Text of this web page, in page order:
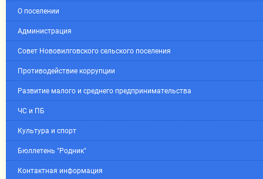
О поселении
Администрация
Совет Нововилговского сельского поселения
Противодействие коррупции
Развитие малого и среднего предпринимательства
ЧС и ПБ
Культура и спорт
Бюллетень "Родник"
Контактная информация